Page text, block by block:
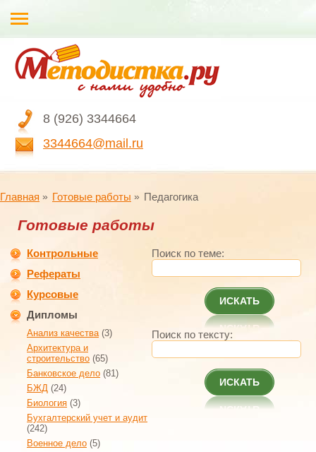
8 (926) 3344664
3344664@mail.ru
Главная Готовые работы Педагогика
Готовые работы
Контрольные
Рефераты
Курсовые
Дипломы
Анализ качества(3)
Архитектура и
строительство (65)
Банковское дело (81)
БЖД (24)
Биология (3)
Бухгалтерский учет и аудит
(242)
Военное дело (5)
Поиск по теме:
ИСКАТЬ
Поиск по тексту:
ИСКАТЬ